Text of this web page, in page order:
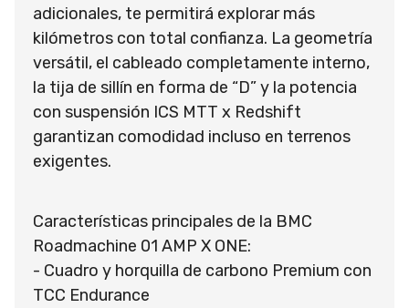
adicionales, te permitirá explorar más
kilómetros con total confianza. La geometría
versátil, el cableado completamente interno,
la tija de sillín en forma de “D” y la potencia
con suspensión ICS MTT x Redshift
garantizan comodidad incluso en terrenos
exigentes.
Características principales de la BMC
Roadmachine 01 AMP X ONE:
- Cuadro y horquilla de carbono Premium con
TCC Endurance